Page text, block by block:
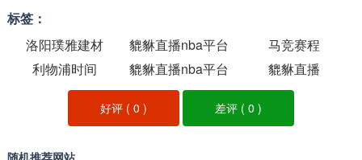
标签：
洛阳璞雅建材
貔貅直播nba平台
马竞赛程
利物浦时间
貔貅直播nba平台 貔貅直播
好评 (0 ) 差评 ( 0 )
随机推荐网站